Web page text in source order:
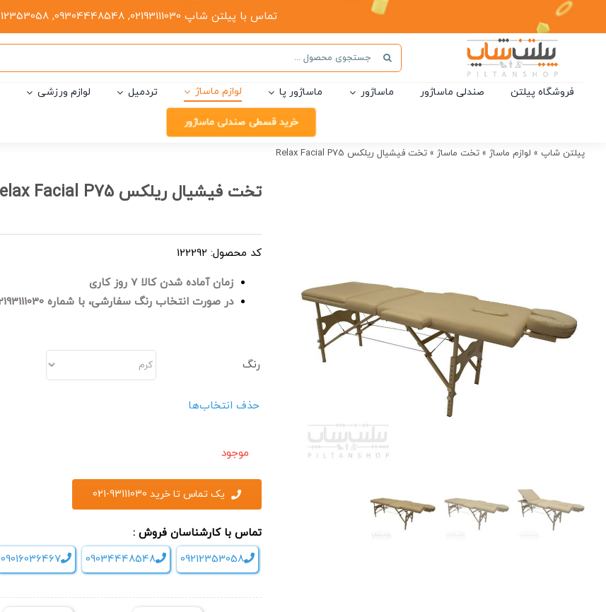
تماس با پیلتن شاپ 02193111030, 09304448548, 09212353058
جستجو
برای:
فروشگاه پیلتن صندلی ماساژور ماساژور ماساژور پا لوازم ماساژ تردمیل لوازم ورزشی
خرید قسطی صندلی ماساژور
پیلتن شاپ » لوازم ماساژ » تخت ماساژ » تخت فیشیال ریلکس Relax Facial P75
تخت فیشیال ریلکس Relax Facial P75
کد محصول: 122292
زمان آماده شدن کالا 7 روز کاری
در صورت انتخاب رنگ سفارشی، با شماره 02193111030 تماس حاصل فرمایید
رنگ
حذف انتخاب‌ها
موجود
یک تماس تا خرید 93111030-021
تماس با کارشناسان فروش :
09212353058
09034448548
09016036467